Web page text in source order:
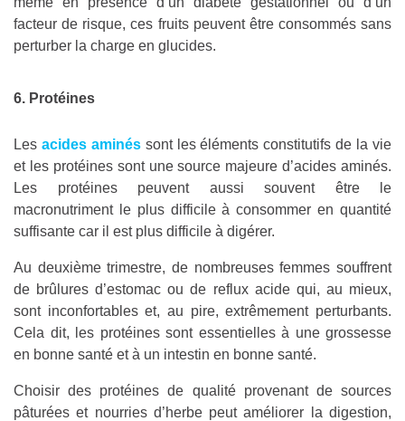
facteur de risque, ces fruits peuvent être consommés sans
perturber la charge en glucides.
6. Protéines
Les acides aminéssont les éléments constitutifs de la vie
et les protéines sont une source majeure d’acides aminés.
Les protéines peuvent aussi souvent être le
macronutriment le plus difficile à consommer en quantité
suffisante car il est plus difficile à digérer.
Au deuxième trimestre, de nombreuses femmes souffrent
de brûlures d’estomac ou de reflux acide qui, au mieux,
sont inconfortables et, au pire, extrêmement perturbants.
Cela dit, les protéines sont essentielles à une grossesse
en bonne santé et à un intestin en bonne santé.
Choisir des protéines de qualité provenant de sources
pâturées et nourries d’herbe peut améliorer la digestion,